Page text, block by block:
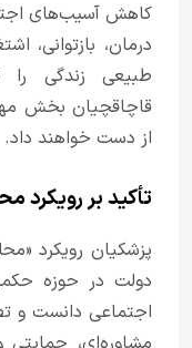
کاهش آسیب‌های
درمان، بازتوانی،
طبیعی زندگی
قاچاقچیان بخش
از دست خواهند داد.
تأکید بر رویکرد
پزشکیان رویکرد
دولت در حوزه
اجتماعی دانست و